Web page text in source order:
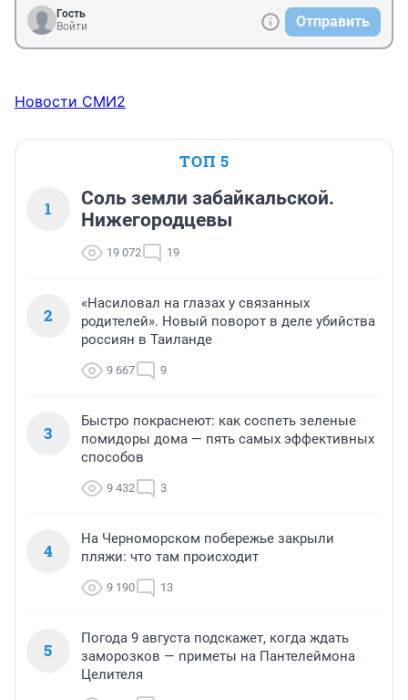
Гость
Войти
Отправить
Новости СМИ2
ТОП 5
1
Соль земли забайкальской.
Нижегородцевы
19 072 19
2
«Насиловал на глазах у связанных
родителей». Новый поворот в деле убийства
россиян в Таиланде
9 667 9
3
Быстро покраснеют: как соспеть зеленые
помидоры дома — пять самых эффективных
способов
9 432 3
4
На Черноморском побережье закрыли
пляжи: что там происходит
9 190 13
5
Погода 9 августа подскажет, когда ждать
заморозков — приметы на Пантелеймона
Целителя